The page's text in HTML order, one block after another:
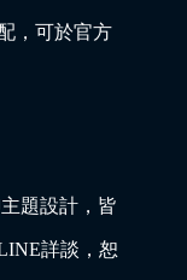
，可於官方
題設計，皆
詳談，恕